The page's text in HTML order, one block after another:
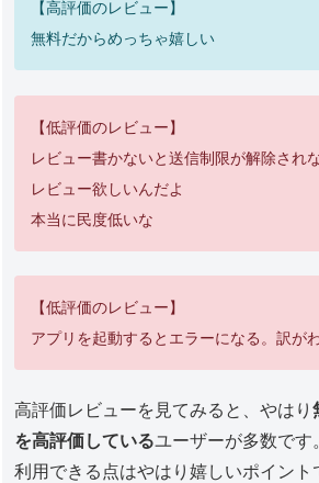
【高評価のレビュー】
無料だからめっちゃ嬉しい
【低評価のレビュー】
レビュー書かないと送信制限が解除され
レビュー欲しいんだよ
本当に民度低いな
【低評価のレビュー】
アプリを起動するとエラーになる。訳が
高評価レビューを見てみると、やはり
を高評価しているユーザーが多数です
利用できる点はやはり嬉しいポイント